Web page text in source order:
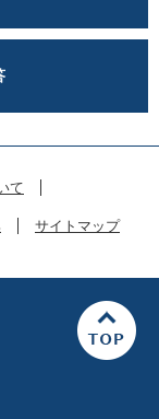
て
サイトマップ